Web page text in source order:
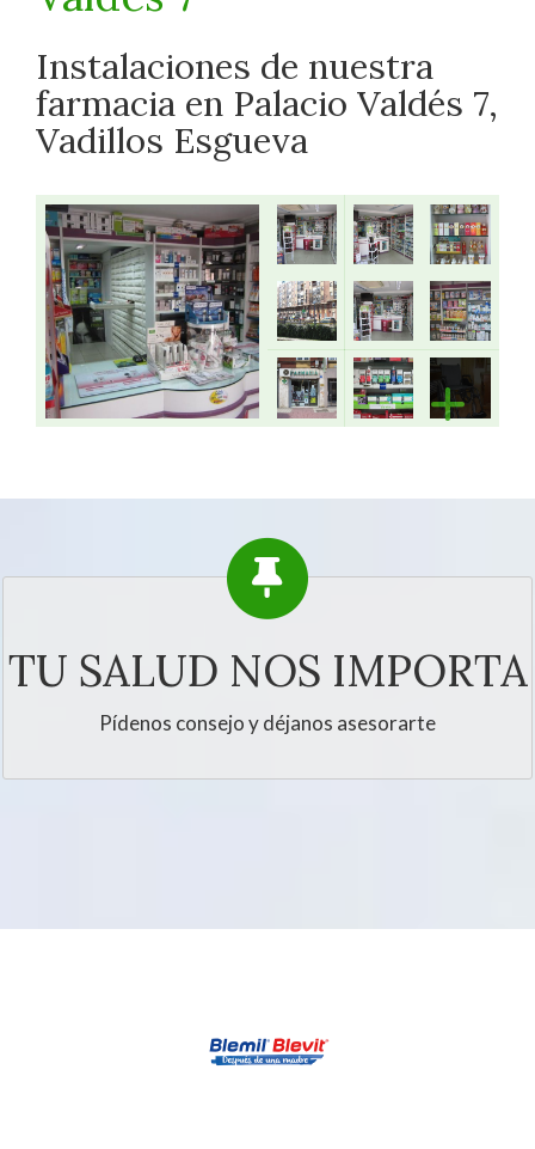
Instalaciones de nuestra
farmacia en Palacio Valdés 7,
Vadillos Esgueva
TU SALUD NOS IMPORTA
Pídenos consejo y déjanos asesorarte